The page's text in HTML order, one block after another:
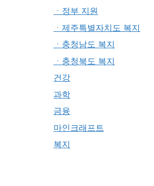
ㆍ정부 지원
ㆍ제주특별자치도 복지
ㆍ충청남도 복지
ㆍ충청북도 복지
건강
과학
금융
마인크래프트
복지